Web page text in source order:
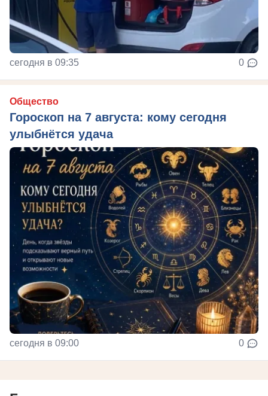
сегодня в 09:35 0
Общество
Гороскоп на 7 августа: кому сегодня
улыбнётся удача
сегодня в 09:00 0